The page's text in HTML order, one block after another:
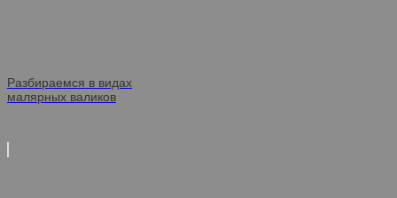
Разбираемся в видах
малярных валиков